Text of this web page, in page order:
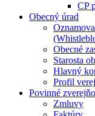
CP
Obecný úrad
Obecné
Starosta
Hlavný
Profil
Povinné
Zmluvy